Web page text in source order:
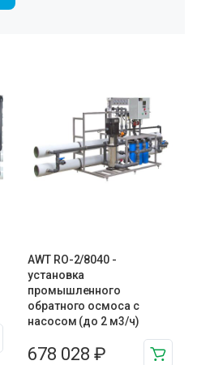
AWT RO-2/8040 -
установка
промышленного
обратного осмоса с
насосом (до 2 м3/ч)
678 028 ₽